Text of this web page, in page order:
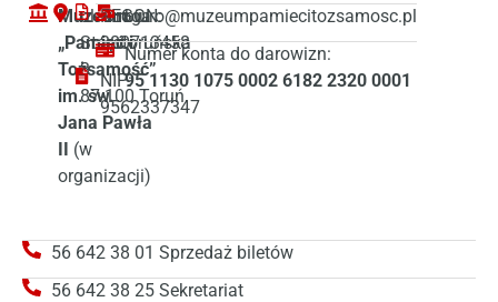
Muzeum
„Pamięć i
Tożsamość”
im. św.
Jana Pawła
II (w
organizacji)
ul. Droga
Starotoruńska
3
87-100 Toruń
REGON:
380713458
NIP:
9562337347
biuro@muzeumpamiecitozsamosc.pl
Numer konta do darowizn:
95 1130 1075 0002 6182 2320 0001
56 642 38 01 Sprzedaż biletów
56 642 38 25 Sekretariat